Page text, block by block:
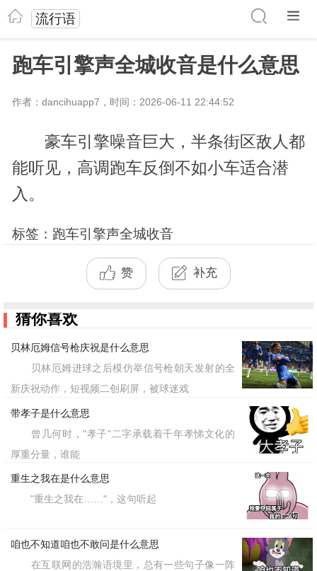
流行语
跑车引擎声全城收音是什么意思
作者：dancihuapp7，时间：2026-06-11 22:44:52
豪车引擎噪音巨大，半条街区敌人都
能听见，高调跑车反倒不如小车适合潜
入。
标签：跑车引擎声全城收音
赞 补充
猜你喜欢
贝林厄姆信号枪庆祝是什么意思
贝林厄姆进球之后模仿举信号枪朝天发射的全
新庆祝动作，短视频二创刷屏，被球迷戏
带孝子是什么意思
曾几何时，"孝子"二字承载着千年孝悌文化的
厚重分量，谁能
重生之我在是什么意思
"重生之我在……"，这句听起
咱也不知道咱也不敢问是什么意思
在互联网的浩瀚语境里，总有一些句子像一阵